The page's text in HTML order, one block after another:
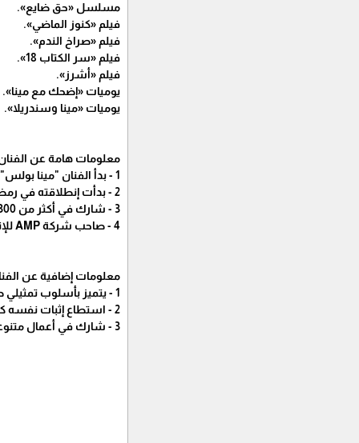
مسلسل «حق ضايع».
فيلم «كنوز الماضي».
فيلم «صراخ الندم».
فيلم «سر الكتاب 18».
فيلم «أشرز».
يوميات «إضحك مع مينا».
يوميات «مينا وسندريلا».
معلومات هامة عن
1 - بدأ الفنان "مينا بولس" كموديل إعلانات لأول مرة عام 2016.
2 - بدأت إنطلاقته في رمضان 2020 بمشاركته في مسلسل "القمر آخر الدنيا".
3 - شارك في أكثر من 300 إعلان.
4 - صاحب شركة AMP للإنتاج الفني والسينمائي وتنفيذ الإعلانات.
معلومات إضافية عن
1 - يتميز بأسلوب تمثيلي طبيعي وأداء مقنع.
2 - استطاع إثبات نفسه كواحد من الوجوه الصاعدة في الدراما المصرية.
3 - شارك في أعمال متنوعة بين الدراما، والكوميديا، والرعب.